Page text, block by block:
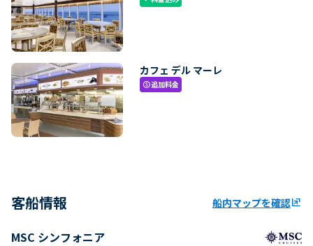
カフェ デル マーレ
paid追加料金
客船情報 船内マップを確認ungroup
MSC シンフォニア